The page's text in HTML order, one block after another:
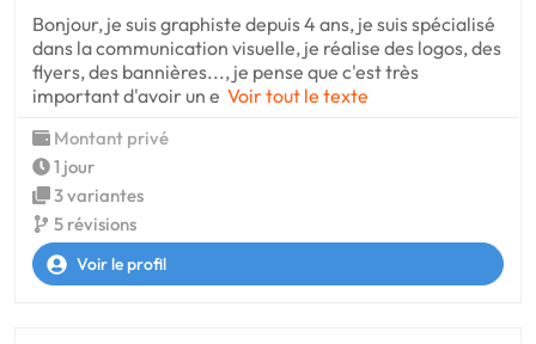
Bonjour, je suis graphiste depuis 4 ans, je suis spécialisé
dans la communication visuelle, je réalise des logos, des
flyers, des bannières..., je pense que c'est très
important d'avoir un e Voir tout le texte
Montant privé
1 jour
3 variantes
5 révisions
Voir le profil